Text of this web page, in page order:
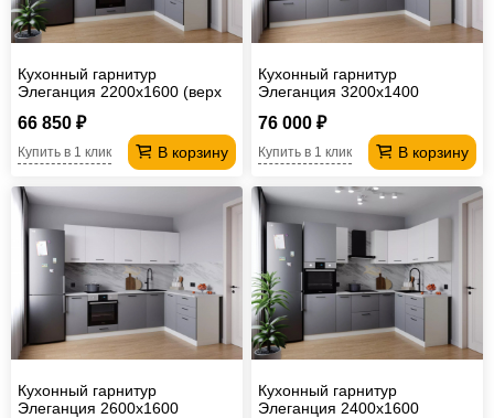
Кухонный гарнитур
Элеганция 2200х1600 (верх
66 850 ₽
В корзину
Купить в 1 клик
Кухонный гарнитур
Элеганция 3200х1400
76 000 ₽
В корзину
Купить в 1 клик
Кухонный гарнитур
Элеганция 2600х1600
Кухонный гарнитур
Элеганция 2400х1600